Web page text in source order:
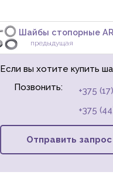
предыдущая
Если вы хотите купить
Позвонить:
+375
+375
Отправить